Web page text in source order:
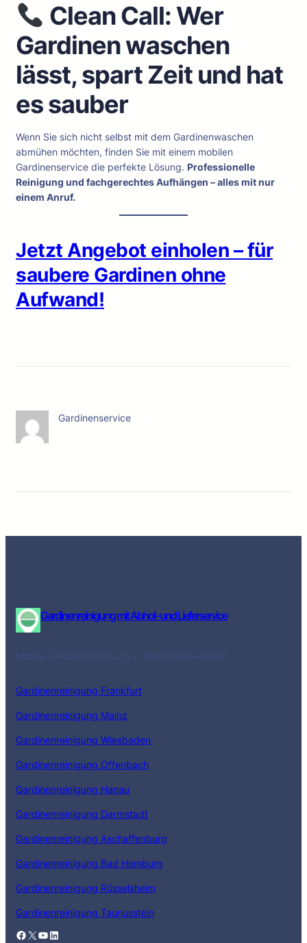
Clean Call: Wer
Gardinen waschen
lässt, spart Zeit und hat
es sauber
Wenn Sie sich nicht selbst mit dem Gardinenwaschen
abmühen möchten, finden Sie mit einem mobilen
Gardinenservice die perfekte Lösung. Professionelle
Reinigung und fachgerechtes Aufhängen – alles mit nur
einem Anruf.
Jetzt Angebot einholen – für
saubere Gardinen ohne
Aufwand!
Gardinenservice
Gardinenreinigung mit Abhol- und Lieferservice
Mobile Gardinenreinigung in Rhein-Main-Gebiet
Gardinenreinigung Frankfurt
Gardinenreinigung Mainz
Gardinenreinigung Wiesbaden
Gardinenreinigung Offenbach
Gardinenreinigung Hanau
Gardinenreinigung Darmstadt
Gardinenreinigung Aschaffenburg
Gardinenreinigung Bad Homburg
Gardinenreinigung Rüsselsheim
Gardinenreinigung Taunusstein
Facebook X YouTube LinkedIn